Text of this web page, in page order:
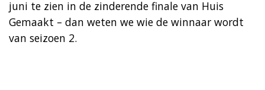
juni te zien in de zinderende finale van Huis
Gemaakt – dan weten we wie de winnaar wordt
van seizoen 2.